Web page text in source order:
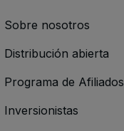
Sobre nosotros
Distribución abierta
Programa de Afiliados
Inversionistas